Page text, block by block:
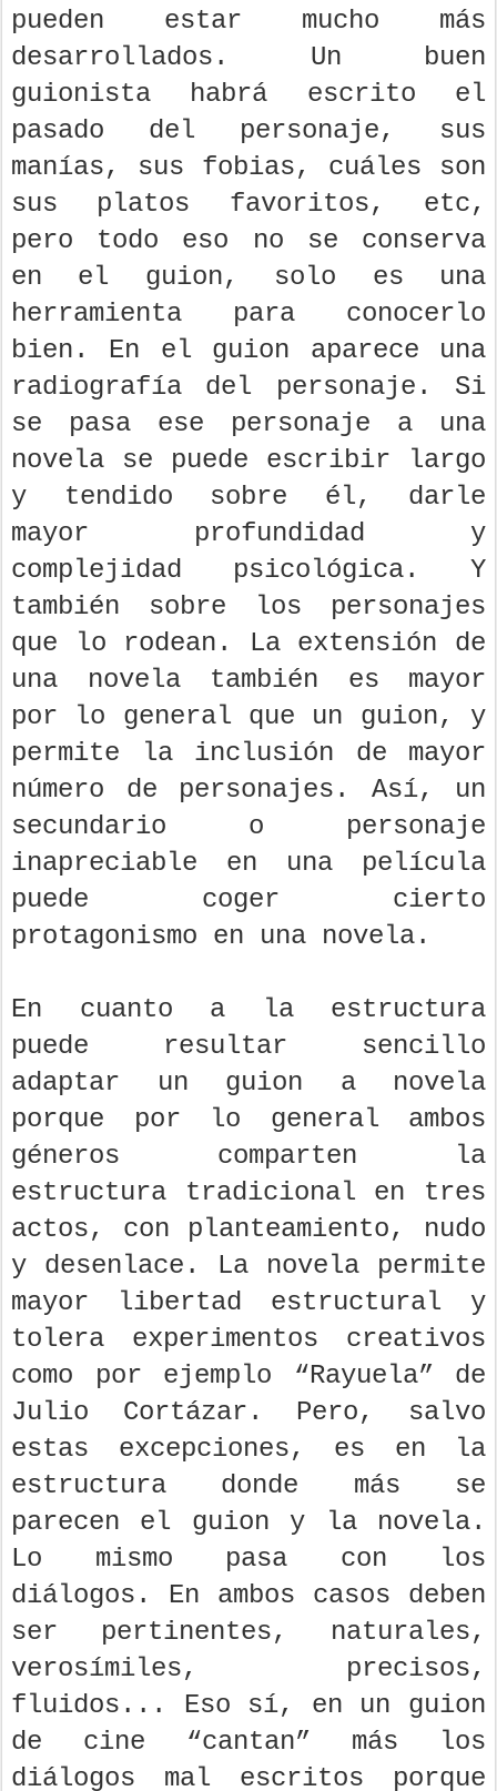
pueden estar mucho más
desarrollados. Un buen
guionista habrá escrito el
pasado del personaje, sus
manías, sus fobias, cuáles son
sus platos favoritos, etc,
pero todo eso no se conserva
en el guion, solo es una
herramienta para conocerlo
bien. En el guion aparece una
radiografía del personaje. Si
se pasa ese personaje a una
novela se puede escribir largo
y tendido sobre él, darle
mayor profundidad y
complejidad psicológica. Y
también sobre los personajes
que lo rodean. La extensión de
una novela también es mayor
por lo general que un guion, y
permite la inclusión de mayor
número de personajes. Así, un
secundario o personaje
inapreciable en una película
puede coger cierto
protagonismo en una novela.
En cuanto a la estructura
puede resultar sencillo
adaptar un guion a novela
porque por lo general ambos
géneros comparten la
estructura tradicional en tres
actos, con planteamiento, nudo
y desenlace. La novela permite
mayor libertad estructural y
tolera experimentos creativos
como por ejemplo “Rayuela” de
Julio Cortázar. Pero, salvo
estas excepciones, es en la
estructura donde más se
parecen el guion y la novela.
Lo mismo pasa con los
diálogos. En ambos casos deben
ser pertinentes, naturales,
verosímiles, precisos,
fluidos... Eso sí, en un guion
de cine “cantan” más los
diálogos mal escritos porque